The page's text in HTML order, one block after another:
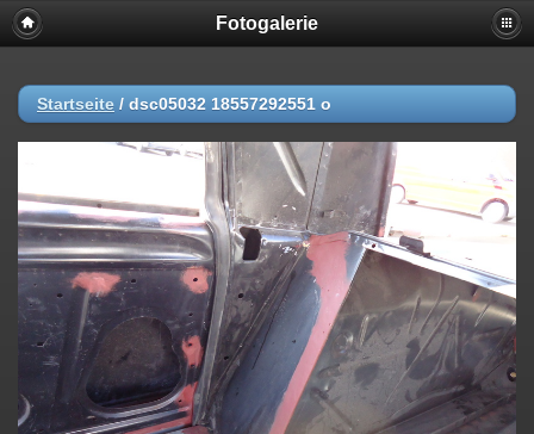
Fotogalerie
Startseite / dsc05032 18557292551 o